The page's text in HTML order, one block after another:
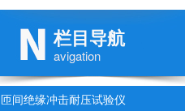
栏目导航
avigation
匝间绝缘冲击耐压试验仪